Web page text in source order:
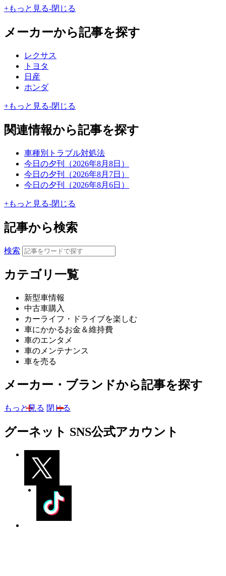
+もっと見る-閉じる
メーカーから記事を探す
レクサス
トヨタ
日産
ホンダ
+もっと見る-閉じる
関連情報から記事を探す
車種別トラブル対処法
今日の夕刊（2026年8月8日）
今日の夕刊（2026年8月7日）
今日の夕刊（2026年8月6日）
+もっと見る-閉じる
記事から検索
検索
カテゴリ一覧
新型車情報
中古車購入
カーライフ・ドライブを楽しむ
車にかかるお金＆維持費
車のエンタメ
車のメンテナンス
車を売る
メーカー・ブランドから記事を探す
もっと見る 閉じる
グーネット SNS公式アカウント